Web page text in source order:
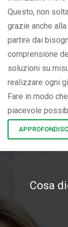
Questo, non
grazie anche
partire dai
comprensione
soluzioni su
realizzare ogni
Fare in modo
piacevole
Cosa